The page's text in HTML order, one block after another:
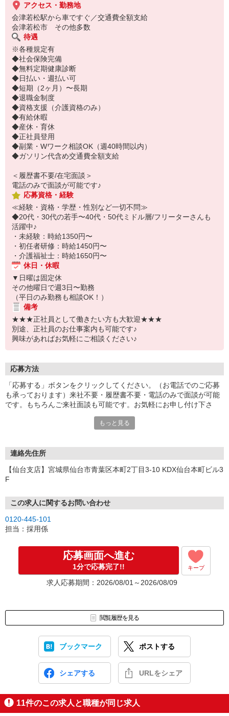
アクセス・勤務地
会津若松駅から車ですぐ／交通費全額支給
会津若松市 その他多数
待遇
※各種規定有
◆社会保険完備
◆無料定期健康診断
◆日払い・週払い可
◆短期（2ヶ月）〜長期
◆退職金制度
◆資格支援（介護資格のみ）
◆有給休暇
◆産休・育休
◆正社員登用
◆副業・Wワーク相談OK（週40時間以内）
◆ガソリン代含め交通費全額支給
＜履歴書不要/在宅面談＞
電話のみで面談が可能です♪
応募資格・経験
≪経験・資格・学歴・性別など一切不問≫
◆20代・30代の若手〜40代・50代ミドル層/フリーターさんも
活躍中♪
・未経験：時給1350円〜
・初任者研修：時給1450円〜
・介護福祉士：時給1650円〜
休日・休暇
▼日曜は固定休
その他曜日で週3日〜勤務
（平日のみ勤務も相談OK！）
備考
★★★正社員として働きたい方も大歓迎★★★
別途、正社員のお仕事案内も可能です♪
興味があればお気軽にご相談ください♪
応募方法
「応募する」ボタンをクリックしてください。（お電話でのご応募
も承っております）来社不要・履歴書不要・電話のみで面談が可能
です。もちろんご来社面談も可能です。お気軽にお申し付け下さ
もっと見る
連絡先住所
【仙台支店】宮城県仙台市青葉区本町2丁目3-10 KDX仙台本町ビル3
F
この求人に関するお問い合わせ
0120-445-101
担当：採用係
応募画面へ進む
1分で応募完了!! キープ
求人応募期間：2026/08/01～2026/08/09
閲覧履歴を見る
ブックマーク ポストする
シェアする URLをシェア
11件のこの求人と職種が同じ求人